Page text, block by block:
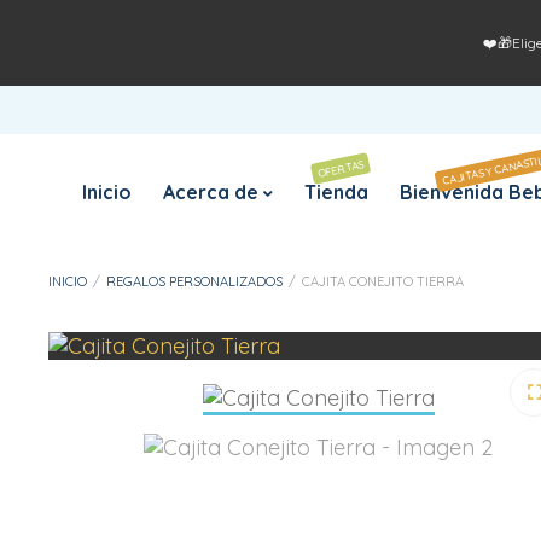
Inicio Acerca de Tienda
OFERTAS
Bienvenida
CAJITAS Y
INICIO / REGALOS PERSONALIZADOS / CAJITA CONEJITO TIERRA